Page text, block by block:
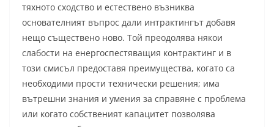
тяхното сходство и естествено възниква
основателният въпрос дали интрактингът добавя
нещо съществено ново. Той преодолява някои
слабости на енергоспестяващия контрактинг и в
този смисъл предоставя преимущества, когато са
необходими прости технически решения; има
вътрешни знания и умения за справяне с проблема
или когато собственият капацитет позволява